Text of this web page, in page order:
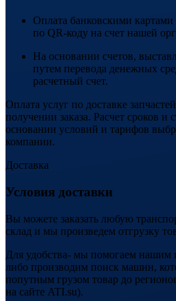
Оплата банковскими
по QR-коду на счет нашей
На основании счетов,
путем перевода денежных
расчетный счет.
Оплата услуг по доставке
получении заказа. Расчет сроков и
основании условий и тарифов
компании.
Доставка
Условия доставки
Вы можете заказать любую
склад и мы произведем отгрузку
Для удобства- мы помогаем нашим
либо производим поиск машин,
попутным грузом товар до
на сайте ATI.su).